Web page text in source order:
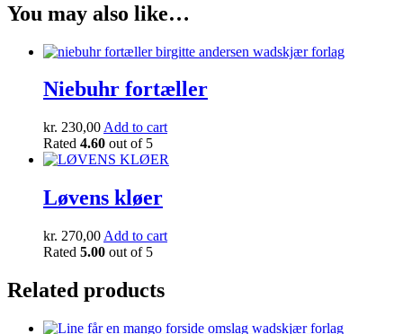
You may also like…
Niebuhr fortæller
kr. 230,00 Add to cart
Rated 4.60 out of 5
Løvens kløer
kr. 270,00 Add to cart
Rated 5.00 out of 5
Related products